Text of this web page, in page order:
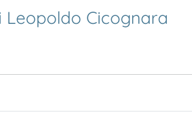
Cicognara